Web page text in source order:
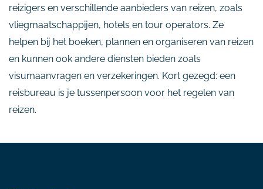
reizigers en verschillende aanbieders van reizen, zoals
vliegmaatschappijen, hotels en tour operators. Ze
helpen bij het boeken, plannen en organiseren van reizen
en kunnen ook andere diensten bieden zoals
visumaanvragen en verzekeringen. Kort gezegd: een
reisbureau is je tussenpersoon voor het regelen van
reizen.